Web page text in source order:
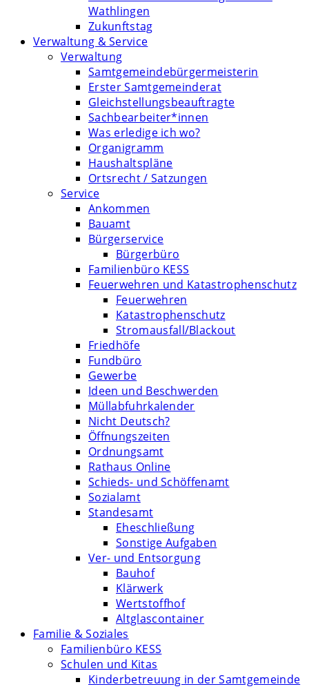
Wathlingen
Zukunftstag
Verwaltung & Service
Verwaltung
Samtgemeindebürgermeisterin
Erster Samtgemeinderat
Gleichstellungsbeauftragte
Sachbearbeiter*innen
Was erledige ich wo?
Organigramm
Haushaltspläne
Ortsrecht / Satzungen
Service
Ankommen
Bauamt
Bürgerservice
Bürgerbüro
Familienbüro KESS
Feuerwehren und Katastrophenschutz
Feuerwehren
Katastrophenschutz
Stromausfall/Blackout
Friedhöfe
Fundbüro
Gewerbe
Ideen und Beschwerden
Müllabfuhrkalender
Nicht Deutsch?
Öffnungszeiten
Ordnungsamt
Rathaus Online
Schieds- und Schöffenamt
Sozialamt
Standesamt
Eheschließung
Sonstige Aufgaben
Ver- und Entsorgung
Bauhof
Klärwerk
Wertstoffhof
Altglascontainer
Familie & Soziales
Familienbüro KESS
Schulen und Kitas
Kinderbetreuung in der Samtgemeinde